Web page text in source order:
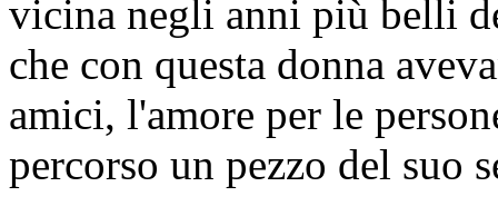
vicina negli anni più belli
che con questa donna
amici, l'amore per le
percorso un pezzo del suo